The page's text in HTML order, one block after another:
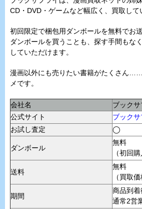
CD・DVD・ゲームなど幅広く、買取して
初回限定で梱包用ダンボールを無料でお送
ダンボールを買うことも、探す手間もな
していただけます。
漫画以外にも売りたい書籍がたくさん
メです。
会社名
ブックサ
公式サイト
ブック
お試し査定
◯
ダンボール
無料
（初回
送料
無料
（買取
期間
商品到着
通常2営